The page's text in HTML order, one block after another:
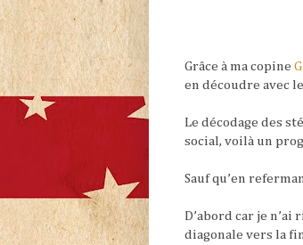
Grâce à ma copine
en découdre avec
Le décodage des
social, voilà un
Sauf qu’en
D’abord car je
diagonale vers la